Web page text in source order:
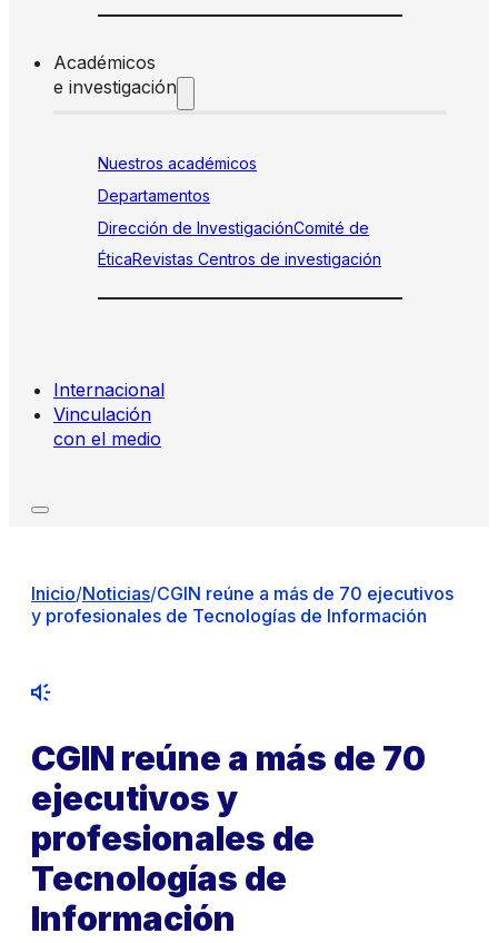
Académicos
e investigación
Nuestros académicos
Departamentos
Dirección de InvestigaciónComité de
ÉticaRevistas Centros de investigación
Internacional
Vinculación
con el medio
Inicio/Noticias/CGIN reúne a más de 70 ejecutivos
y profesionales de Tecnologías de Información
CGIN reúne a más de 70
ejecutivos y
profesionales de
Tecnologías de
Información